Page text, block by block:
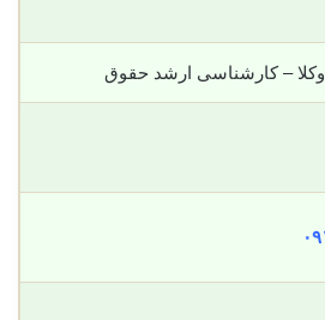
– کارشناسی ارشد حقوق